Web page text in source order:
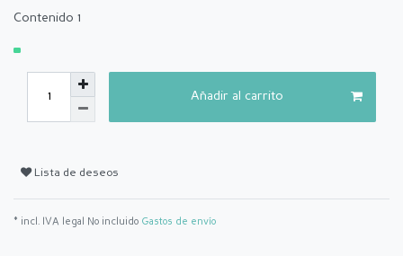
Contenido 1
Añadir al carrito
Lista de deseos
* incl. IVA legal No incluido Gastos de envío